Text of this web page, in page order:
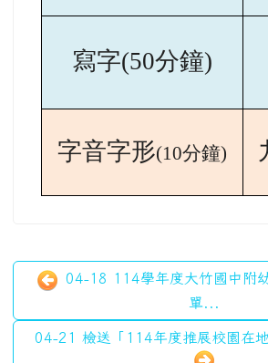
寫字(50分鐘)
字音字形(10分鐘)
04-18 114學年度大竹國中附
單...
04-21 檢送「114年度推展校園在